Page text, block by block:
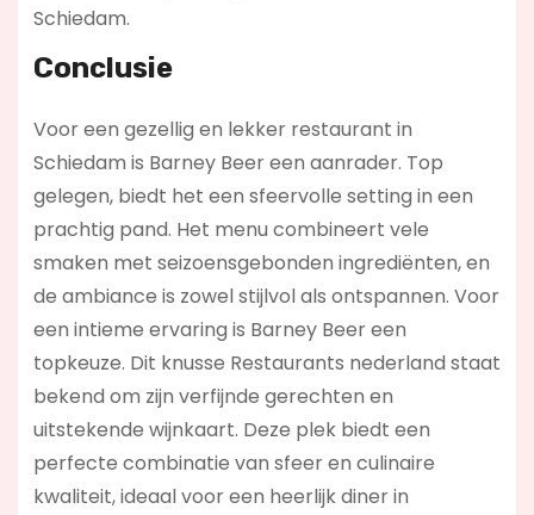
Schiedam.
Conclusie
Voor een gezellig en lekker restaurant in
Schiedam is Barney Beer een aanrader. Top
gelegen, biedt het een sfeervolle setting in een
prachtig pand. Het menu combineert vele
smaken met seizoensgebonden ingrediënten, en
de ambiance is zowel stijlvol als ontspannen. Voor
een intieme ervaring is Barney Beer een
topkeuze. Dit knusse Restaurants nederland staat
bekend om zijn verfijnde gerechten en
uitstekende wijnkaart. Deze plek biedt een
perfecte combinatie van sfeer en culinaire
kwaliteit, ideaal voor een heerlijk diner in